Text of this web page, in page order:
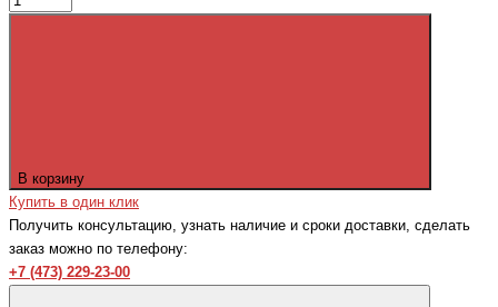
В корзину
Купить в один клик
Получить консультацию, узнать наличие и сроки доставки, сделать
заказ можно по телефону:
+7 (473) 229-23-00